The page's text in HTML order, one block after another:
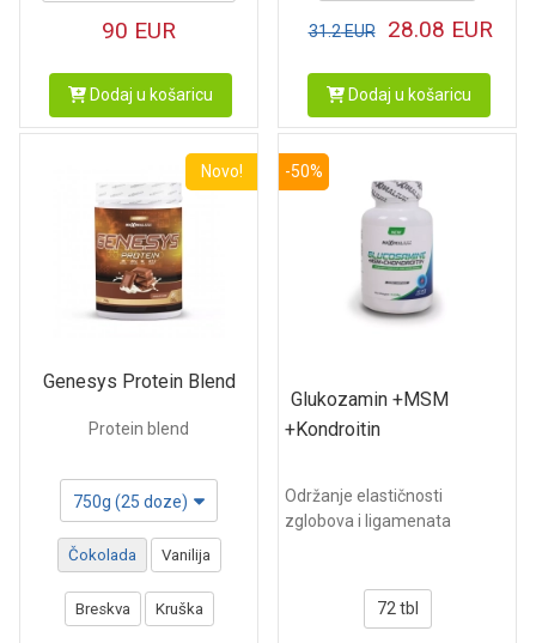
90 EUR
Dodaj u košaricu
31.2EUR 28.08 EUR
Dodaj u košaricu
Novo!
Genesys Protein Blend
Protein blend
750g (25 doze)
Čokolada Vanilija
Breskva Kruška
-50%
Glukozamin +MSM
+Kondroitin
Održanje elastičnosti
zglobova i ligamenata
72 tbl